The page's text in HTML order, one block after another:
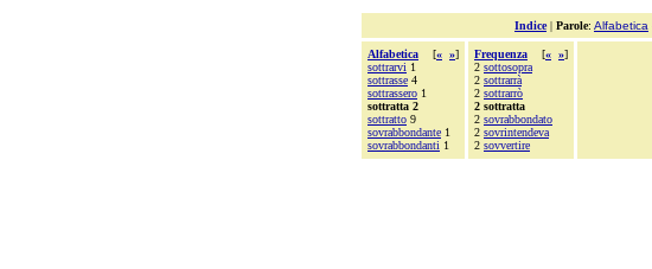
Indice| Parole: Alfabetica
Alfabetica [« »]
sottrarvi 1
sottrasse 4
sottrassero 1
sottratta 2
sottratto 9
sovrabbondante 1
sovrabbondanti 1
Frequenza [« »]
2 sottosopra
2 sottrarrà
2 sottrarrò
2 sottratta
2 sovrabbondato
2 sovrintendeva
2 sovvertire